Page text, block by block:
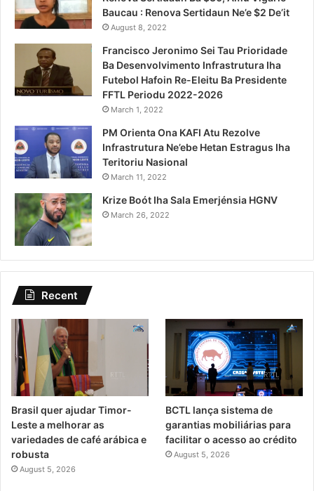
Baucau : Renova Sertidaun Ne’e $2 De’it
August 8, 2022
Francisco Jeronimo Sei Tau Prioridade
Ba Desenvolvimento Infrastrutura Iha
Futebol Hafoin Re-Eleitu Ba Presidente
FFTL Periodu 2022-2026
March 1, 2022
PM Orienta Ona KAFI Atu Rezolve
Infrastrutura Ne’ebe Hetan Estragus Iha
Teritoriu Nasional
March 11, 2022
Krize Boót Iha Sala Emerjénsia HGNV
March 26, 2022
Recent
Brasil quer ajudar Timor-
Leste a melhorar as
variedades de café arábica e
robusta
August 5, 2026
BCTL lança sistema de
garantias mobiliárias para
facilitar o acesso ao crédito
August 5, 2026